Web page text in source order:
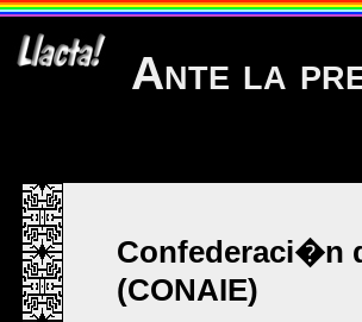
Ante la
Confederaci�n
(CONAIE)